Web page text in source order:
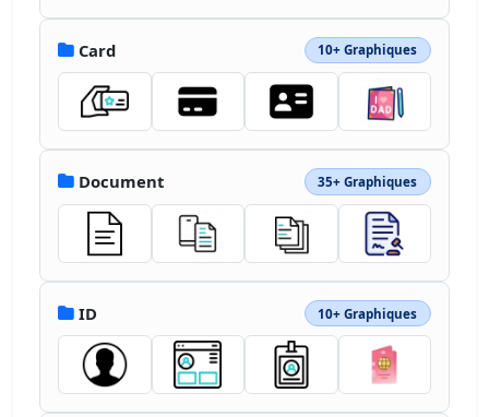
Card 10+ Graphiques
Document 35+ Graphiques
ID 10+ Graphiques